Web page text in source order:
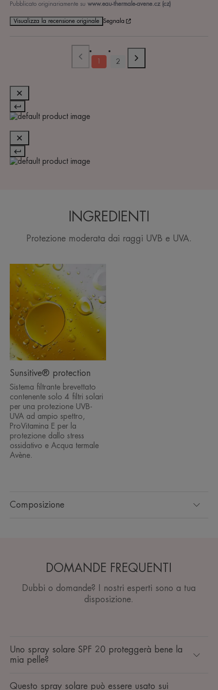
Pubblicato originariamente su www.eau-thermale-avene.cz (cz)
Visualizza la recensione originale Segnala
1 2
INGREDIENTI
Protezione moderata dai raggi UVB e UVA.
Composizione
Sunsitive® protection
Sistema filtrante brevettato
contenente solo 4 filtri solari
per una protezione UVB-
UVA ad ampio spettro,
ProVitamina E per la
protezione dallo stress
ossidativo e Acqua termale
Avène.
DOMANDE FREQUENTI
Dubbi o domande? I nostri esperti sono a tua
disposizione.
Uno spray solare SPF 20 proteggerà bene la
mia pelle?
Questo spray solare può essere usato sui